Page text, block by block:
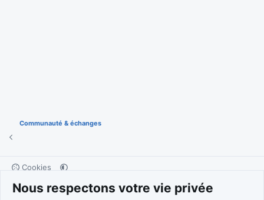
Communauté & échanges
Cookies
Nous contacter
Conditions et règlement
Politique de confidentialité
Nous respectons votre vie privée